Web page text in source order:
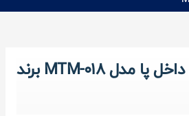
دستگاه بدنسازی داخل پا مدل MTM-018 برند